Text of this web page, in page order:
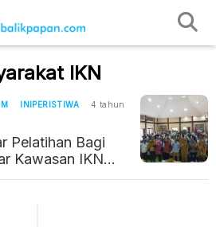
IKN
INIPERISTIWA
4 tahun
Pelatihan Bagi
Kawasan IKN
Penonton